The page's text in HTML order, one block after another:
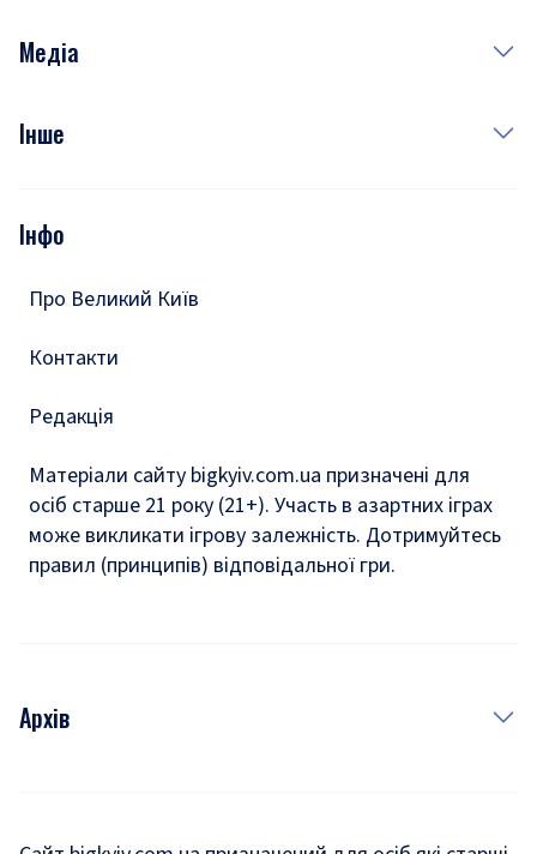
Рецепти
Медіа
Фото
Подкасти
Інше
Тести
Інфо
Про Великий Київ
Контакти
Редакція
Матеріали сайту bigkyiv.com.ua призначені для
осіб старше 21 року (21+). Участь в азартних іграх
може викликати ігрову залежність. Дотримуйтесь
правил (принципів) відповідальної гри.
Архів